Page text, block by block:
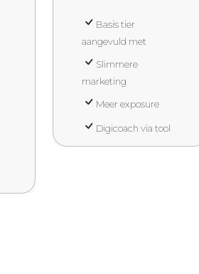
Basis tier
aangevuld met
Slimmere
marketing
Meer exposure
Digicoach via tool